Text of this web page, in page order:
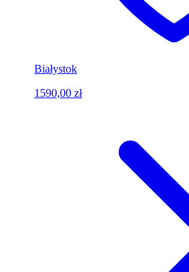
Białystok
1590,00 zł